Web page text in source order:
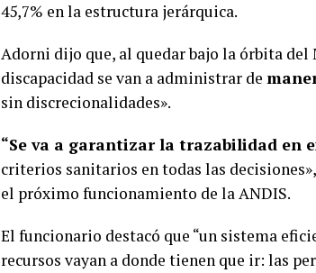
45,7% en la estructura jerárquica.
Adorni dijo que, al quedar bajo la órbita
discapacidad se van a administrar de
sin discrecionalidades».
“Se va a garantizar la trazabilidad en
criterios sanitarios en todas las
el próximo funcionamiento de la ANDIS.
El funcionario destacó que “un sistema
recursos vayan a donde tienen que ir: las